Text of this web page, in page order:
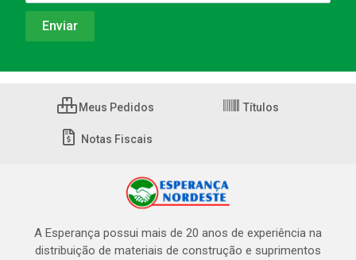
Meus Pedidos Títulos
Notas Fiscais
A Esperança possui mais de 20 anos de experiência na
distribuição de materiais de construção e suprimentos